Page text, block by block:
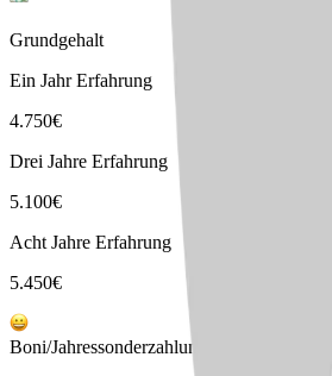
Grundgehalt
Ein Jahr Erfahrung
4.750€
Drei Jahre Erfahrung
5.100€
Acht Jahre Erfahrung
5.450€
Boni/Jahressonderzahlungen